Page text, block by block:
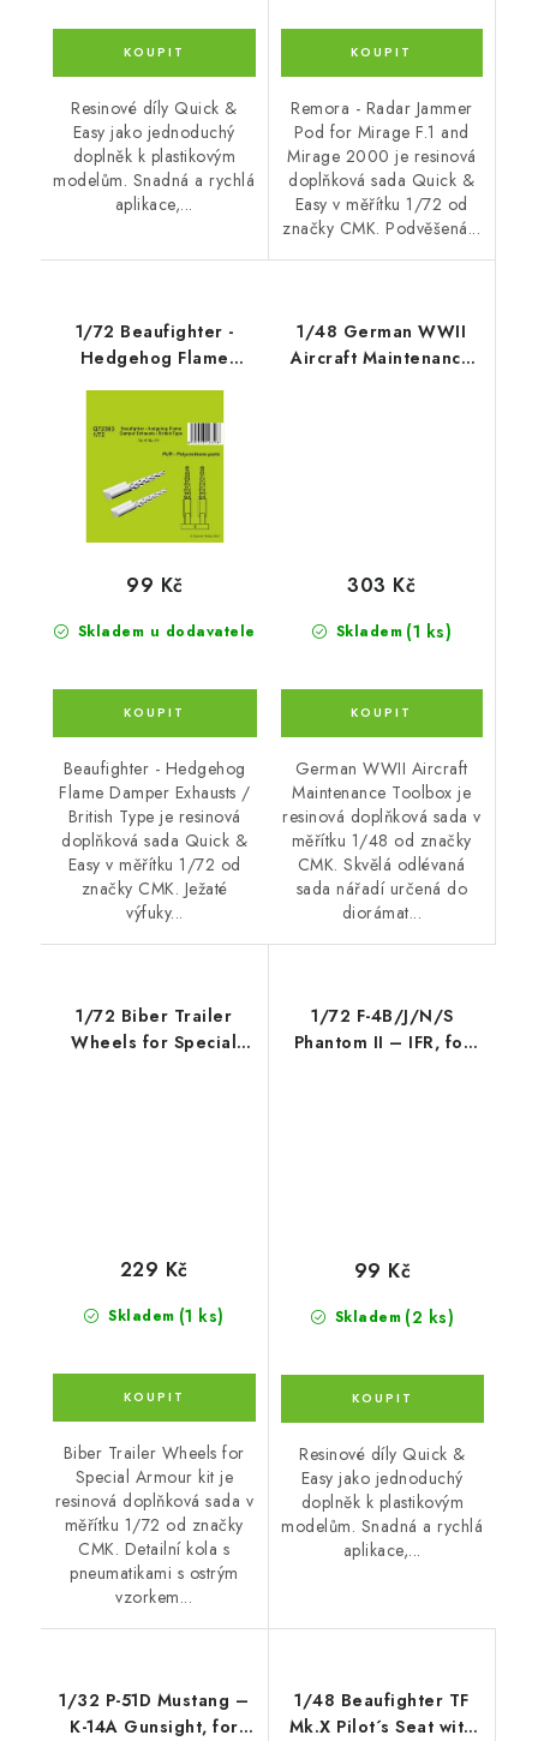
Resinové díly Quick &
Easy jako jednoduchý
doplněk k plastikovým
modelům. Snadná a rychlá
aplikace,...
Remora - Radar Jammer
Pod for Mirage F.1 and
Mirage 2000 je resinová
doplňková sada Quick &
Easy v měřítku 1/72 od
značky CMK. Podvěšená...
1/72 Beaufighter -
Hedgehog Flame
Damper Exhausts /
Skladem u dodavatele
99 Kč
Beaufighter - Hedgehog
Flame Damper Exhausts /
British Type je resinová
doplňková sada Quick &
Easy v měřítku 1/72 od
značky CMK. Ježaté
výfuky...
1/48 German WWII
Aircraft Maintenance
Skladem (1 ks)
303 Kč
German WWII Aircraft
Maintenance Toolbox je
resinová doplňková sada v
měřítku 1/48 od značky
CMK. Skvělá odlévaná
sada nářadí určená do
diorámat...
1/72 Biber Trailer
Wheels for Special
Skladem (1 ks)
229 Kč
Biber Trailer Wheels for
Special Armour kit je
resinová doplňková sada v
měřítku 1/72 od značky
CMK. Detailní kola s
pneumatikami s ostrým
vzorkem...
1/72 F-4B/J/N/S
Phantom II – IFR, for
Skladem (2 ks)
99 Kč
Resinové díly Quick &
Easy jako jednoduchý
doplněk k plastikovým
modelům. Snadná a rychlá
aplikace,...
1/32 P-51D Mustang –
K-14A Gunsight, for
1/48 Beaufighter TF
Mk.X Pilot´s Seat with